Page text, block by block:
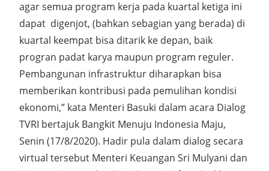
agar semua program kerja pada kuartal ketiga ini
dapat digenjot, (bahkan sebagian yang berada) di
kuartal keempat bisa ditarik ke depan, baik
progran padat karya maupun program reguler.
Pembangunan infrastruktur diharapkan bisa
memberikan kontribusi pada pemulihan kondisi
ekonomi,” kata Menteri Basuki dalam acara Dialog
TVRI bertajuk Bangkit Menuju Indonesia Maju,
Senin (17/8/2020). Hadir pula dalam dialog secara
virtual tersebut Menteri Keuangan Sri Mulyani dan